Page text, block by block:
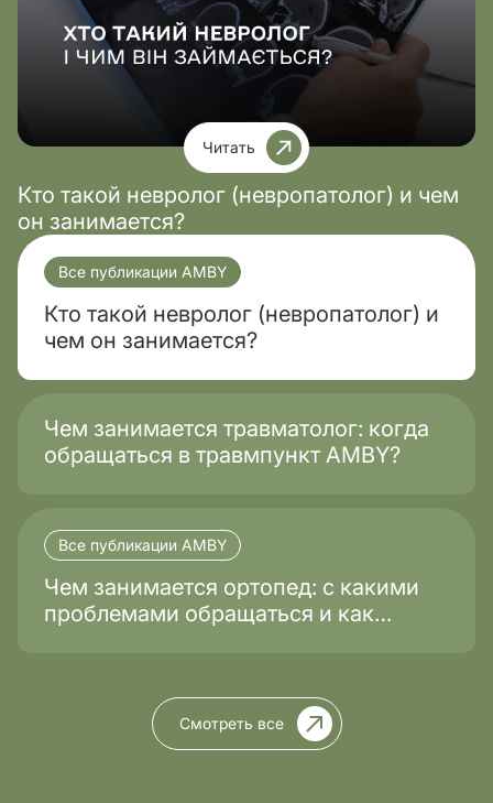
Читать
Кто такой невролог (невропатолог) и чем
он занимается?
Все публикации AMBY
Кто такой невролог (невропатолог) и
чем он занимается?
Чем занимается травматолог: когда
обращаться в травмпункт AMBY?
Все публикации AMBY
Чем занимается ортопед: с какими
проблемами обращаться и как
Смотреть все